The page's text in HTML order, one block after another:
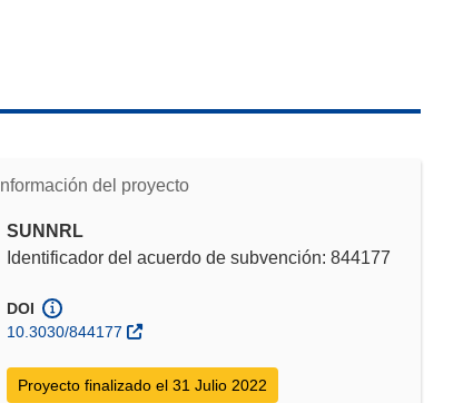
Información del proyecto
SUNNRL
Identificador del acuerdo de subvención: 844177
DOI
10.3030/844177
Proyecto finalizado el 31 Julio 2022